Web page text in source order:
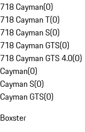
718 Cayman(0)
718 Cayman T(0)
718 Cayman S(0)
718 Cayman GTS(0)
718 Cayman GTS 4.0(0)
Cayman(0)
Cayman S(0)
Cayman GTS(0)
Boxster